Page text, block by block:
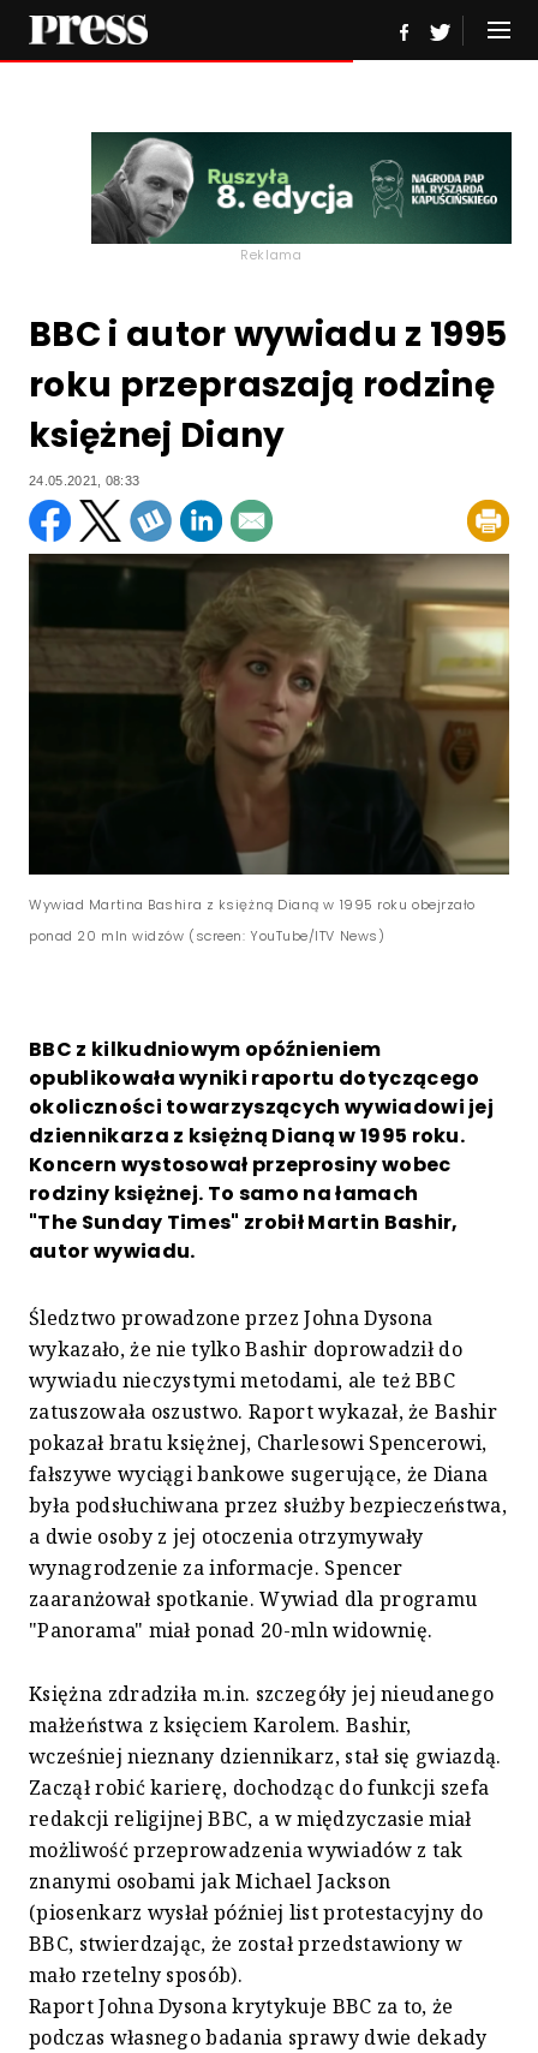
Reklama
BBC i autor wywiadu z 1995
roku przepraszają rodzinę
księżnej Diany
24.05.2021, 08:33
Wywiad Martina Bashira z księżną Dianą w 1995 roku obejrzało
ponad 20 mln widzów (screen: YouTube/ITV News)
BBC z kilkudniowym opóźnieniem
opublikowała wyniki raportu dotyczącego
okoliczności towarzyszących wywiadowi jej
dziennikarza z księżną Dianą w 1995 roku.
Koncern wystosował przeprosiny wobec
rodziny księżnej. To samo na łamach
"The Sunday Times" zrobił Martin Bashir,
autor wywiadu.
Śledztwo prowadzone przez Johna Dysona
wykazało, że nie tylko Bashir doprowadził do
wywiadu nieczystymi metodami, ale też BBC
zatuszowała oszustwo. Raport wykazał, że Bashir
pokazał bratu księżnej, Charlesowi Spencerowi,
fałszywe wyciągi bankowe sugerujące, że Diana
była podsłuchiwana przez służby bezpieczeństwa,
a dwie osoby z jej otoczenia otrzymywały
wynagrodzenie za informacje. Spencer
zaaranżował spotkanie. Wywiad dla programu
"Panorama" miał ponad 20-mln widownię.
Księżna zdradziła m.in. szczegóły jej nieudanego
małżeństwa z księciem Karolem. Bashir,
wcześniej nieznany dziennikarz, stał się gwiazdą.
Zaczął robić karierę, dochodząc do funkcji szefa
redakcji religijnej BBC, a w międzyczasie miał
możliwość przeprowadzenia wywiadów z tak
znanymi osobami jak Michael Jackson
(piosenkarz wysłał później list protestacyjny do
BBC, stwierdzając, że został przedstawiony w
mało rzetelny sposób).
Raport Johna Dysona krytykuje BBC za to, że
podczas własnego badania sprawy dwie dekady